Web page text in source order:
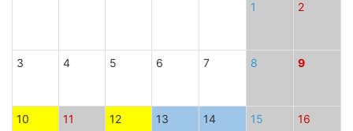
1 2
3 4 5 6 7 8 9
10 11 12 13 14 15 16